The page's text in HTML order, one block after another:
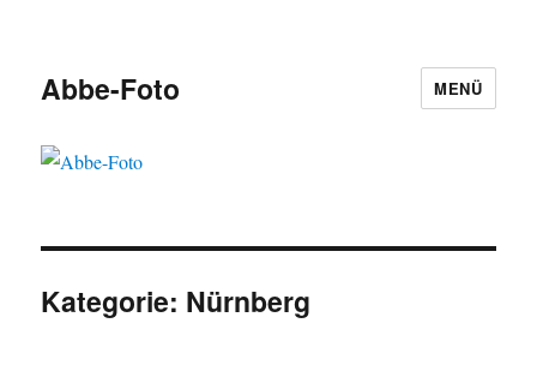
Abbe-Foto MENÜ
Kategorie: Nürnberg